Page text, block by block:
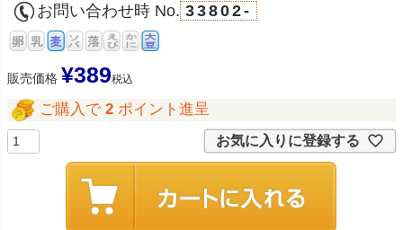
お問い合わせ時 No. 33802-
販売価格 ¥389税込
ご購入で 2 ポイント進呈
お気に入りに登録する